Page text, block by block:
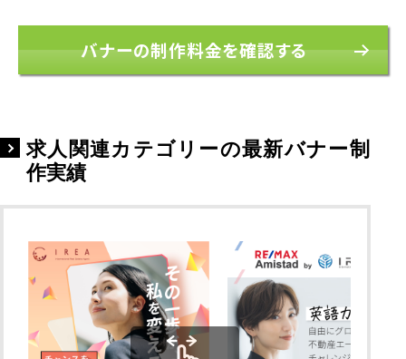
バナーの制作料金を確認する
求人関連カテゴリーの最新バナー制
作実績